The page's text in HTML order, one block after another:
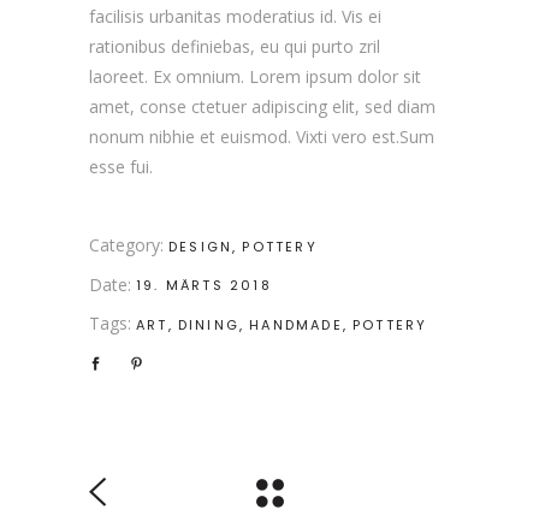
facilisis urbanitas moderatius id. Vis ei
rationibus definiebas, eu qui purto zril
laoreet. Ex omnium. Lorem ipsum dolor sit
amet, conse ctetuer adipiscing elit, sed diam
nonum nibhie et euismod. Vixti vero est.Sum
esse fui.
Category: DESIGN POTTERY
Date: 19. MÄRTS 2018
Tags: ART DINING HANDMADE POTTERY